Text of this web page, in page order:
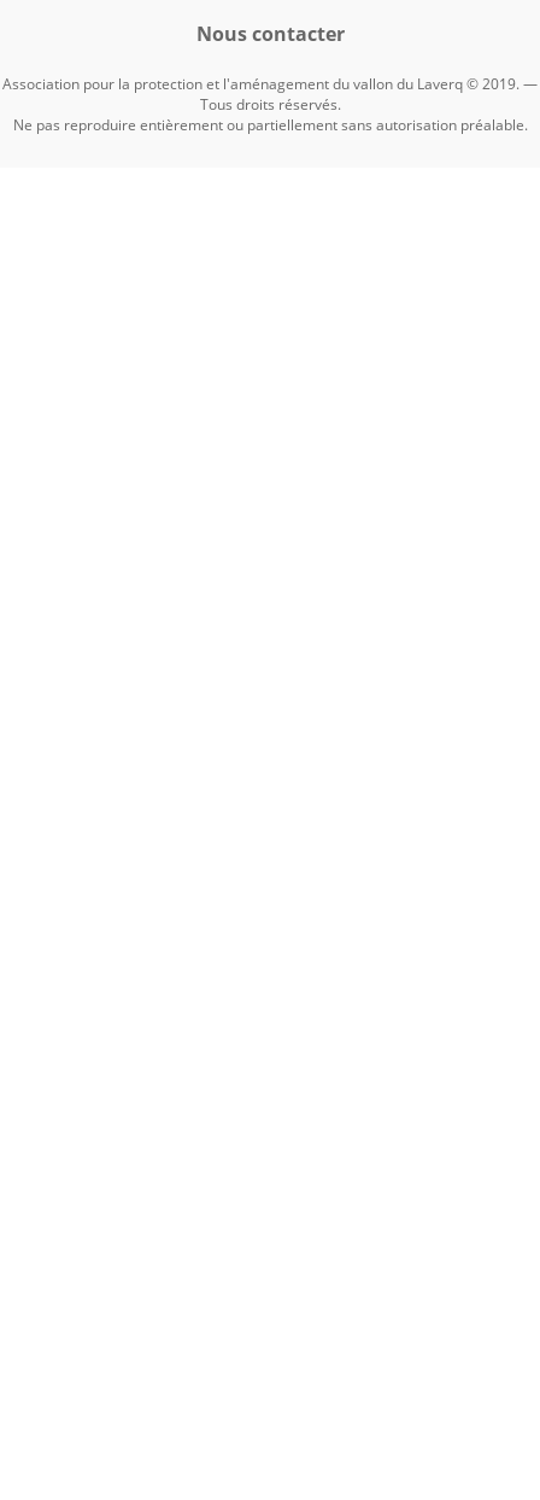
Nous contacter
Association pour la protection et l'aménagement du vallon du Laverq © 2019. —
Tous droits réservés.
Ne pas reproduire entièrement ou partiellement sans autorisation préalable.